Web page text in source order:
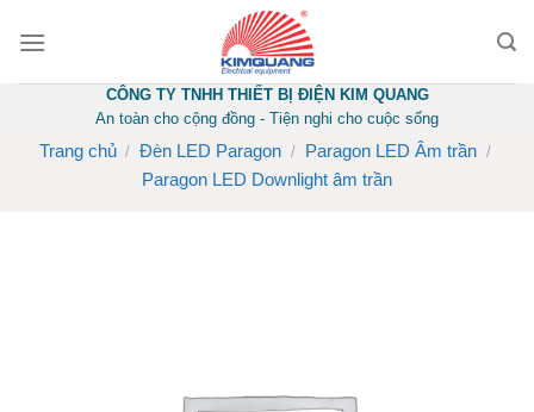
CÔNG TY TNHH THIẾT BỊ ĐIỆN KIM QUANG
An toàn cho cộng đồng - Tiện nghi cho cuộc sống
Trang chủ / Đèn LED Paragon / Paragon LED Âm trần /
Paragon LED Downlight âm trần